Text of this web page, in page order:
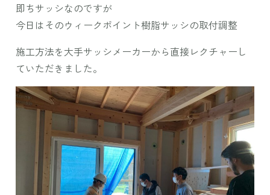
即ちサッシなのですが
今日はそのウィークポイント樹脂サッシの取付調整
施工方法を大手サッシメーカーから直接レクチャーし
ていただきました。